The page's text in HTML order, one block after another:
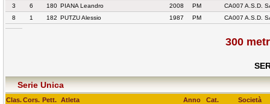
3
6 180 PIANA Leandro 2008 PM
CA007 A.S.D.
8
1 182 PUTZU Alessio 1987 PM CA007 A.S.D.
300
Serie Unica
Clas.Cors. Pett. Atleta Anno Cat. Società